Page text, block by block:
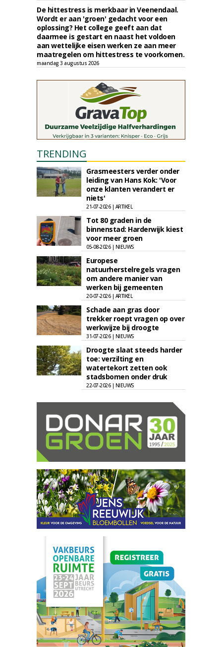
De hittestress is merkbaar in Veenendaal.
Wordt er aan 'groen' gedacht voor een
oplossing? Het college geeft aan dat
daarmee is gestart en naast het voldoen
aan wettelijke eisen werken ze aan meer
maatregelen om hittestress te voorkomen.
maandag 3 augustus 2026
TRENDING
Grasmeesters verder onder
leiding van Hans Kok: 'Voor
onze klanten verandert er
niets'
21-07-2026 | ARTIKEL
Tot 80 graden in de
binnenstad: Harderwijk kiest
voor meer groen
05-08-2026 | NIEUWS
Europese
natuurherstelregels vragen
om andere manier van
werken bij gemeenten
20-07-2026 | ARTIKEL
Schade aan gras door
trekker roept vragen op over
werkwijze bij droogte
31-07-2026 | NIEUWS
Droogte slaat steeds harder
toe: verzilting en
watertekort zetten ook
stadsbomen onder druk
22-07-2026 | NIEUWS